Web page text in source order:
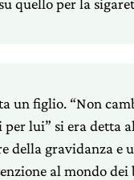
un figlio. “Non
lui” si era detta
della gravidanza e
al mondo dei